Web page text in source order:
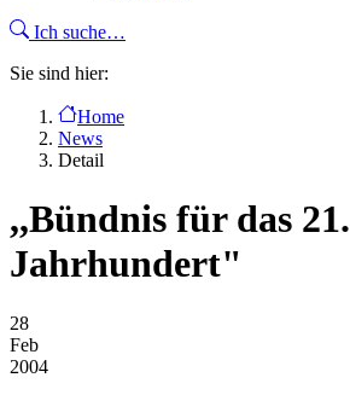
Ich suche…
Sie sind hier:
Home
News
Detail
,,Bündnis für das 21.
Jahrhundert"
28
Feb
2004